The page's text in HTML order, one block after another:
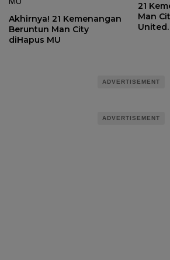
Akhirnya! 21 Kemenangan
Beruntun Man City
diHapus MU
21
Man
United.
ADVERTISEMENT
ADVERTISEMENT